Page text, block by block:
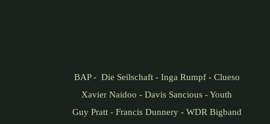
BAP - Die Seilschaft - Inga Rumpf - Clueso
Xavier Naidoo - Davis Sancious - Youth
Guy Pratt - Francis Dunnery - WDR Bigband